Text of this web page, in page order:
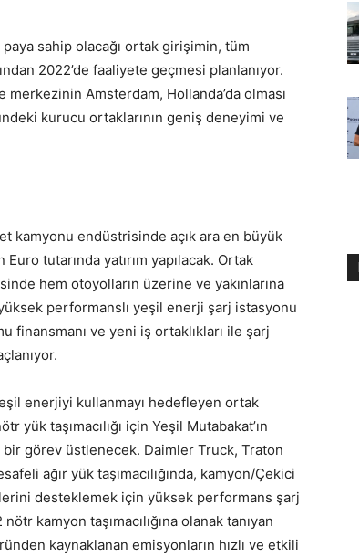
sahip olacağı ortak girişimin, tüm
2022’de faaliyete geçmesi planlanıyor.
Amsterdam, Hollanda’da olması
kurucu ortaklarının geniş deneyimi ve
kamyonu endüstrisinde açık ara en büyük
tutarında yatırım yapılacak. Ortak
hem otoyolların üzerine ve yakınlarına
performanslı yeşil enerji şarj istasyonu
finansmanı ve yeni iş ortaklıkları ile şarj
enerjiyi kullanmayı hedefleyen ortak
yük taşımacılığı için Yeşil Mutabakat’ın
bir görev üstlenecek. Daimler Truck, Traton
ağır yük taşımacılığında, kamyon/Çekici
desteklemek için yüksek performans şarj
kamyon taşımacılığına olanak tanıyan
kaynaklanan emisyonların hızlı ve etkili